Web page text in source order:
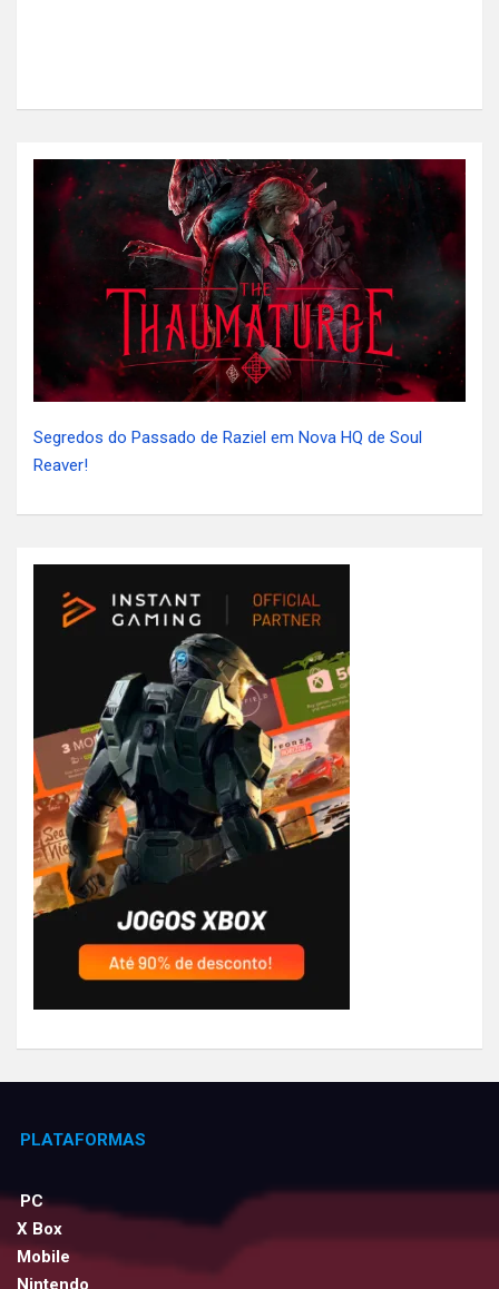
Segredos do Passado de Raziel em Nova HQ de Soul
Reaver!
PLATAFORMAS
PC
X Box
Mobile
Nintendo